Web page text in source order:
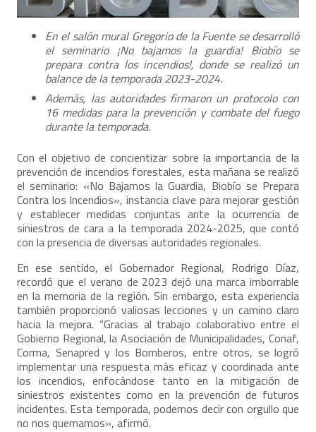
En el salón mural Gregorio de la Fuente se desarrolló
el seminario ¡No bajamos la guardia! Biobío se
prepara contra los incendios!, donde se realizó un
balance de la temporada 2023-2024.
Además, las autoridades firmaron un protocolo con
16 medidas para la prevención y combate del fuego
durante la temporada.
Con el objetivo de concientizar sobre la importancia de la
prevención de incendios forestales, esta mañana se realizó
el seminario: «No Bajamos la Guardia, Biobío se Prepara
Contra los Incendios», instancia clave para mejorar gestión
y establecer medidas conjuntas ante la ocurrencia de
siniestros de cara a la temporada 2024-2025, que contó
con la presencia de diversas autoridades regionales.
En ese sentido, el Gobernador Regional, Rodrigo Díaz,
recordó que el verano de 2023 dejó una marca imborrable
en la memoria de la región. Sin embargo, esta experiencia
también proporcionó valiosas lecciones y un camino claro
hacia la mejora. “Gracias al trabajo colaborativo entre el
Gobierno Regional, la Asociación de Municipalidades, Conaf,
Corma, Senapred y los Bomberos, entre otros, se logró
implementar una respuesta más eficaz y coordinada ante
los incendios, enfocándose tanto en la mitigación de
siniestros existentes como en la prevención de futuros
incidentes. Esta temporada, podemos decir con orgullo que
no nos quemamos», afirmó.